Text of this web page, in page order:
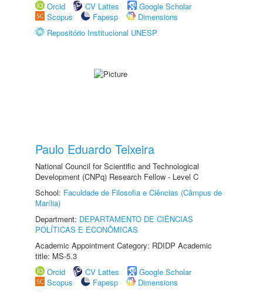
Orcid
CV Lattes
Google Scholar
Scopus
Fapesp
Dimensions
Repositório Institucional UNESP
Paulo Eduardo Teixeira
National Council for Scientific and Technological
Development (CNPq) Research Fellow - Level C
School: Faculdade de Filosofia e Ciências (Câmpus de
Marília)
Department: DEPARTAMENTO DE CIÊNCIAS
POLÍTICAS E ECONÔMICAS
Academic Appointment Category: RDIDP Academic
title: MS-5.3
Orcid
CV Lattes
Google Scholar
Scopus
Fapesp
Dimensions